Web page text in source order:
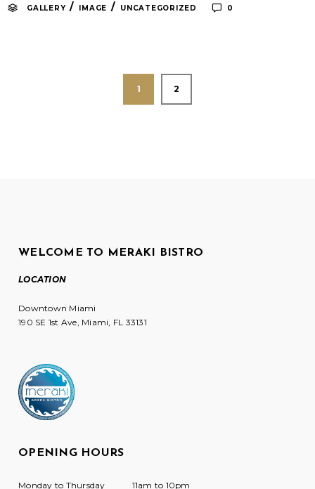
GALLERY / IMAGE / UNCATEGORIZED 0
1 2
WELCOME TO MERAKI BISTRO
LOCATION
Downtown Miami
190 SE 1st Ave, Miami, FL 33131
OPENING HOURS
Monday to Thursday 11am to 10pm